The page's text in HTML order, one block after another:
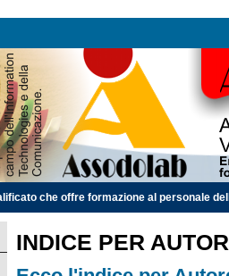
che offre formazione al personale
INDICE PER